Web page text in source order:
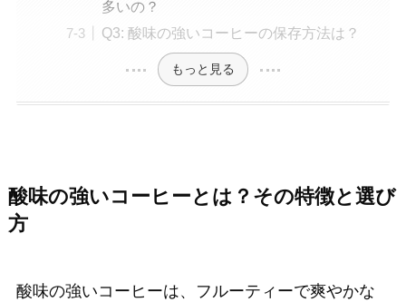
多いの？
Q3: 酸味の強いコーヒーの保存方法は？
もっと見る
酸味の強いコーヒーとは？その特徴と選び
方
酸味の強いコーヒーは、フルーティーで爽やかな